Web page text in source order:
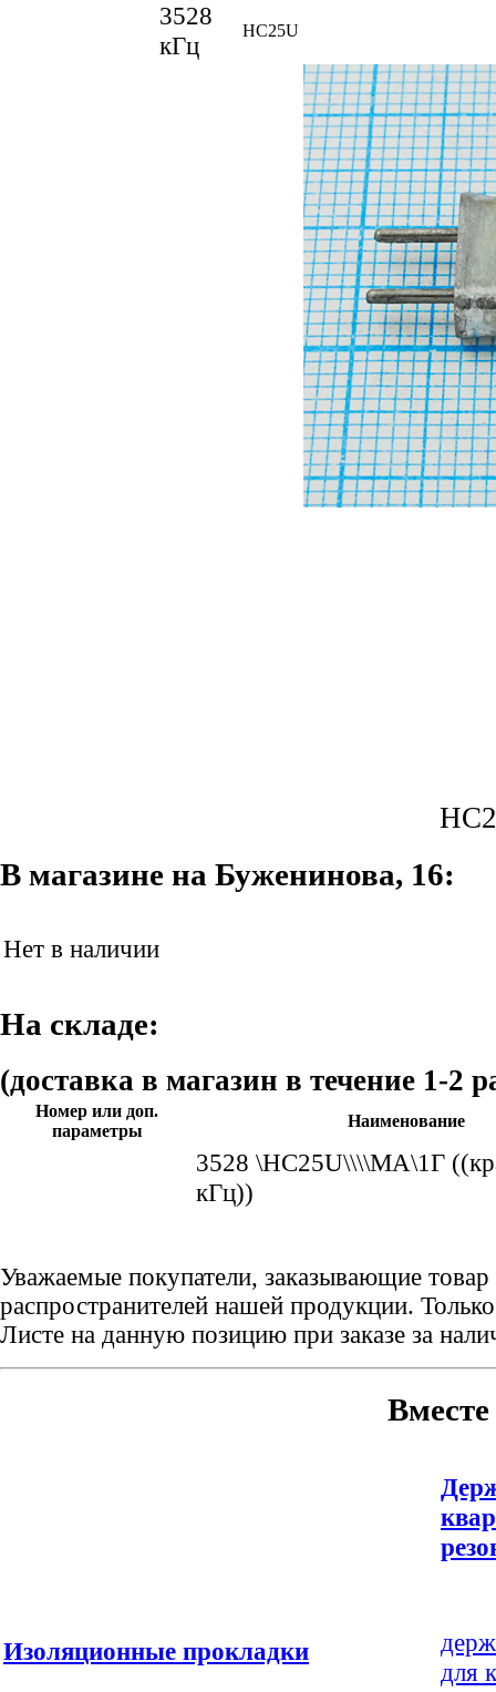
3528
кГц
HC25U
В магазине на Буженинова, 16:
Нет в наличии
На складе:
(доставка в магазин в течение 1-2
Номер или доп.
параметры
Наименование
3528 \HC25U\\\\МА\1Г
кГц))
Уважаемые покупатели, заказывающие
распространителей нашей продукции.
Листе на данную позицию при заказе за
Изоляционные прокладки
для